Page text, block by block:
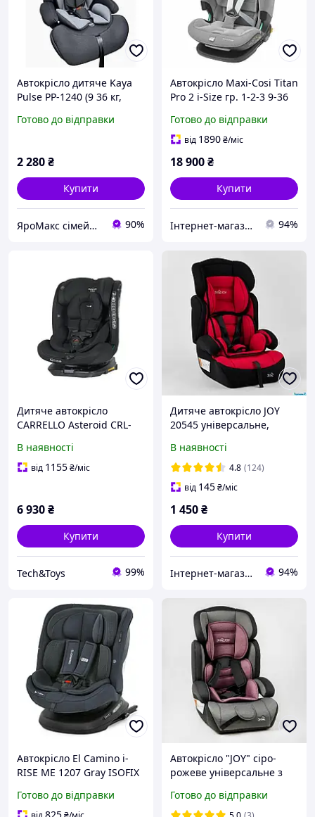
Автокрісло дитяче Kaya
Pulse PP-1240 (9 36 кг,
Shade
Готово до відправки
2 280₴
Купити
ЯроМакс сімейний магазин 90%
Автокрісло Maxi-Cosi Titan
Pro 2 i-Size гр. 1-2-3 9-36
8618510112
Готово до відправки
від 1890₴/міс
18 900₴
Купити
Інтернет-магазин Mom's mouse 94%
Дитяче автокрісло
CARRELLO Asteroid CRL-
0+1 ISOFIX з поворотом
В наявності
від 1155₴/міс
6 930₴
Купити
Tech&Toys 99%
Дитяче автокрісло JOY
20545 універсальне,
від 9-36 кг
В наявності
4.8 (124)
від 145₴/міс
1 450₴
Купити
Інтернет-магазин Kids 94%
Автокрісло El Camino i-
RISE ME 1207 Gray ISOFIX
Готово до відправки
Автокрісло "JOY" сіро-
рожеве універсальне з
дітей 9-36 кг регульоване
Готово до відправки